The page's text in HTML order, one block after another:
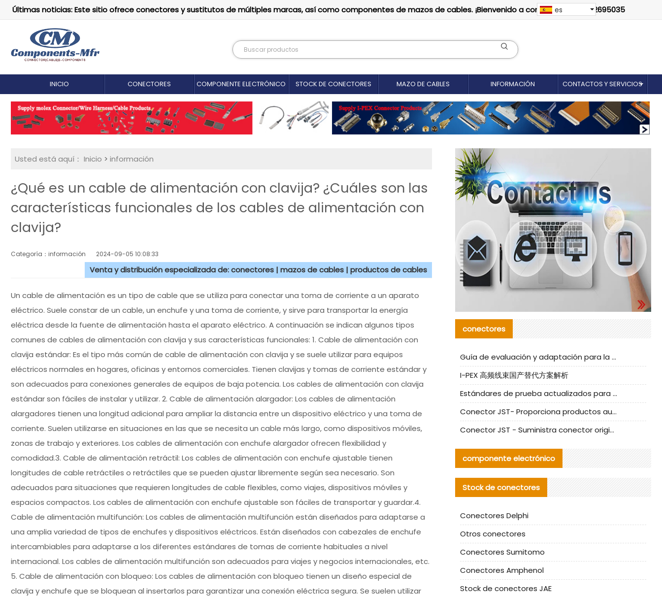
Últimas noticias: Este sitio ofrece conectores y sustitutos de múltiples marcas, así como componentes de mazos de cables. ¡Bienvenido a contactarnos: 18012695035
es
INICIO CONECTORES COMPONENTE ELECTRÓNICO STOCK DE CONECTORES MAZO DE CABLES INFORMACIÓN CONTACTOS Y SERVICIOS
Usted está aquí： Inicio > información
¿Qué es un cable de alimentación con clavija? ¿Cuáles son las
características funcionales de los cables de alimentación con
clavija?
Categoría：información 2024-09-05 10:08:33
Venta y distribución especializada de: conectores | mazos de cables | productos de cables
Un cable de alimentación es un tipo de cable que se utiliza para conectar una toma de corriente a un aparato
eléctrico. Suele constar de un cable, un enchufe y una toma de corriente, y sirve para transportar la energía
eléctrica desde la fuente de alimentación hasta el aparato eléctrico. A continuación se indican algunos tipos
comunes de cables de alimentación con clavija y sus características funcionales: 1. Cable de alimentación con
clavija estándar: Es el tipo más común de cable de alimentación con clavija y se suele utilizar para equipos
eléctricos normales en hogares, oficinas y entornos comerciales. Tienen clavijas y tomas de corriente estándar y
son adecuados para conexiones generales de equipos de baja potencia. Los cables de alimentación con clavija
estándar son fáciles de instalar y utilizar. 2. Cable de alimentación alargador: Los cables de alimentación
alargadores tienen una longitud adicional para ampliar la distancia entre un dispositivo eléctrico y una toma de
corriente. Suelen utilizarse en situaciones en las que se necesita un cable más largo, como dispositivos móviles,
zonas de trabajo y exteriores. Los cables de alimentación con enchufe alargador ofrecen flexibilidad y
comodidad.3. Cable de alimentación retráctil: Los cables de alimentación con enchufe ajustable tienen
longitudes de cable retráctiles o retráctiles que se pueden ajustar libremente según sea necesario. Son
adecuados para situaciones que requieren longitudes de cable flexibles, como viajes, dispositivos móviles y
espacios compactos. Los cables de alimentación con enchufe ajustable son fáciles de transportar y guardar.4.
Cable de alimentación multifunción: Los cables de alimentación multifunción están diseñados para adaptarse a
una amplia variedad de tipos de enchufes y dispositivos eléctricos. Están diseñados con cabezales de enchufe
intercambiables para adaptarse a los diferentes estándares de tomas de corriente habituales a nivel
internacional. Los cables de alimentación multifunción son adecuados para viajes y negocios internacionales, etc.
5. Cable de alimentación con bloqueo: Los cables de alimentación con bloqueo tienen un diseño especial de
clavija y enchufe que se bloquean al insertarlos para garantizar una conexión eléctrica segura. Se suelen utilizar
conectores
Guía de evaluación y adaptación para la producción en serie de componentes de cables nacionales para CNC Tech
I-PEX 高频线束国产替代方案解析
Estándares de prueba actualizados para conectores nacionales bajo la referencia de CLIFF
Conector JST- Proporciona productos auténticos y alternativos del conector JST NSHR-02V-S
Conector JST - Suministra conector original JST GHR-09V-S | productos alternativos
componente electrónico
Stock de conectores
Conectores Delphi
Otros conectores
Conectores Sumitomo
Conectores Amphenol
Stock de conectores JAE